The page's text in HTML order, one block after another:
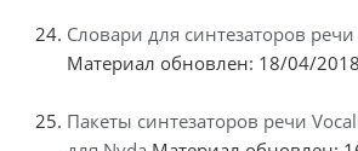
Словари для синтезаторов
Материал обновлен: 18/04/2018
Пакеты синтезаторов речи